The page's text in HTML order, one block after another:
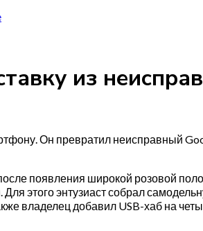
из
Он превратил неисправный
появления широкой розовой
этого энтузиаст собрал
владелец добавил USB-хаб на